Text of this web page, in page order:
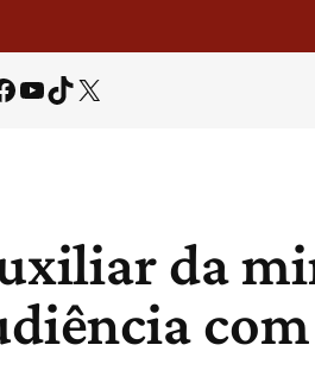
Youtube TikTok X
da
com